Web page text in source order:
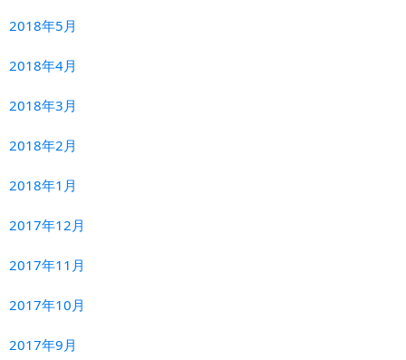
2018年5月
2018年4月
2018年3月
2018年2月
2018年1月
2017年12月
2017年11月
2017年10月
2017年9月